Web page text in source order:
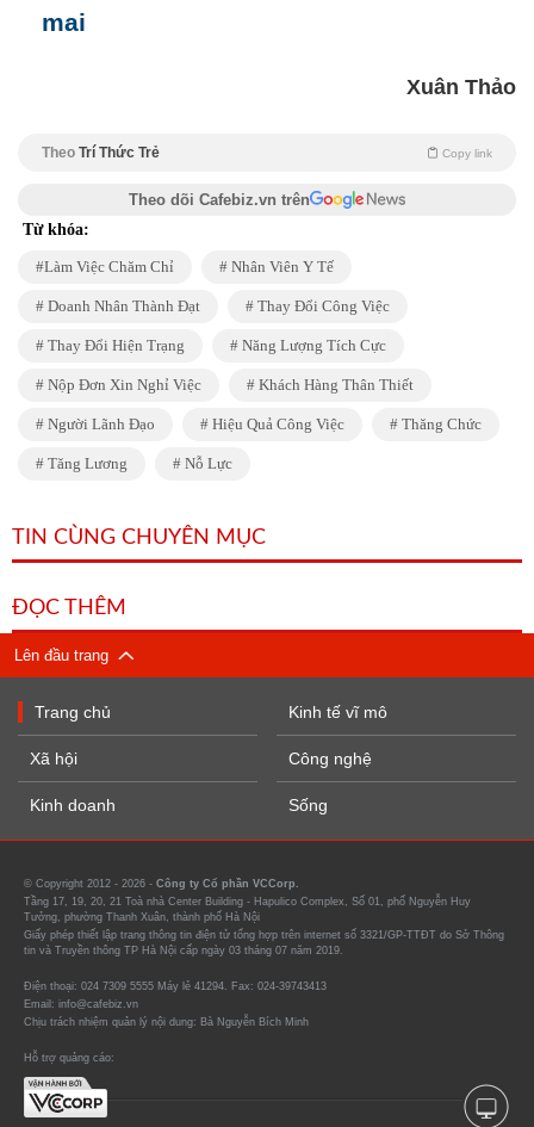
mai
Xuân Thảo
Theo Trí Thức Trẻ Copy link
Theo dõi Cafebiz.vn trên
Từ khóa:
Làm Việc Chăm Chỉ Nhân Viên Y Tế
Doanh Nhân Thành Đạt Thay Đổi Công Việc
Thay Đổi Hiện Trạng Năng Lượng Tích Cực
Nộp Đơn Xin Nghỉ Việc Khách Hàng Thân Thiết
Người Lãnh Đạo Hiệu Quả Công Việc Thăng Chức
Tăng Lương Nỗ Lực
TIN CÙNG CHUYÊN MỤC
ĐỌC THÊM
Lên đầu trang
Trang chủ
Xã hội
Kinh doanh
Kinh tế vĩ mô
Công nghệ
Sống
© Copyright 2012 - 2026 - Công ty Cổ phần VCCorp.
Tầng 17, 19, 20, 21 Toà nhà Center Building - Hapulico Complex, Số 01, phố Nguyễn Huy
Tưởng, phường Thanh Xuân, thành phố Hà Nội
Giấy phép thiết lập trang thông tin điện tử tổng hợp trên internet số 3321/GP-TTĐT do Sở Thông
tin và Truyền thông TP Hà Nội cấp ngày 03 tháng 07 năm 2019.
Điện thoại: 024 7309 5555 Máy lẻ 41294. Fax: 024-39743413
Email: info@cafebiz.vn
Chịu trách nhiệm quản lý nội dung: Bà Nguyễn Bích Minh
Hỗ trợ quảng cáo: